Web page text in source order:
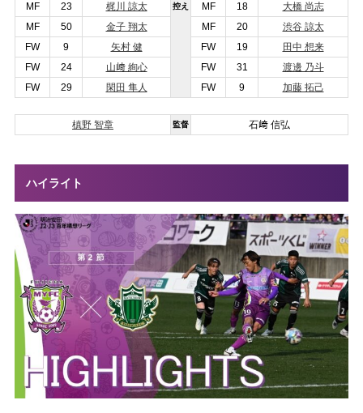
控え
MF
23 梶川 諒太 MF 18
大橋 尚志
MF
50 金子 翔太 MF 20
渋谷 諒太
FW
9 矢村 健 FW 19
田中 想来
FW
24 山﨑 絢心 FW 31
渡邊 乃斗
FW
29 閑田 隼人 FW 9 加藤 拓己
槙野 智章 監督 石﨑 信弘
ハイライト